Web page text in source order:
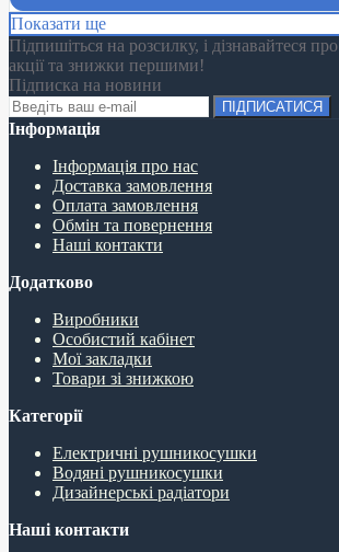
Показати ще
Підпишіться на розсилку, і дізнавайтеся про
акції та знижки першими!
Підписка на новини
ПІДПИСАТИСЯ
Інформація
Інформація про нас
Доставка замовлення
Оплата замовлення
Обмін та повернення
Наші контакти
Додатково
Виробники
Особистий кабінет
Мої закладки
Товари зі знижкою
Категорії
Електричні рушникосушки
Водяні рушникосушки
Дизайнерські радіатори
Наші контакти